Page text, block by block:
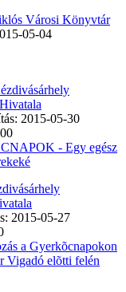
Városi Könyvtár
05-04
2015-05-30
- Egy egész
2015-05-27
a Gyerkõcnapokon
Vigadó elõtti felén